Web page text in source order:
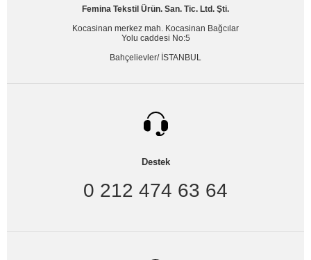
Femina Tekstil Ürün. San. Tic. Ltd. Şti.
Kocasinan merkez mah. Kocasinan Bağcılar
Yolu caddesi No:5
Bahçelievler/ İSTANBUL
Destek
0 212 474 63 64